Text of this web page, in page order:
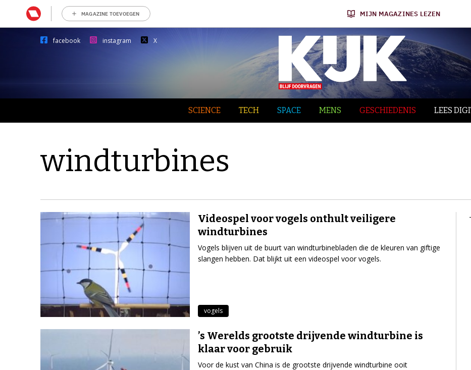
MAGAZINE TOEVOEGEN MIJN MAGAZINES LEZEN
facebook instagram X
SCIENCE TECH SPACE MENS GESCHIEDENIS LEES
windturbines
Videospel voor vogels onthult veiligere
windturbines
Vogels blijven uit de buurt van windturbinebladen die de kleuren van giftige
slangen hebben. Dat blijkt uit een videospel voor vogels.
vogels
’s Werelds grootste drijvende windturbine is
klaar voor gebruik
Voor de kust van China is de grootste drijvende windturbine ooit